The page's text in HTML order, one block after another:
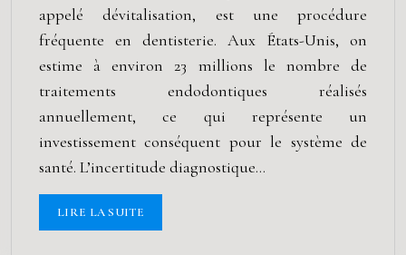
appelé dévitalisation, est une procédure
fréquente en dentisterie. Aux États-Unis, on
estime à environ 23 millions le nombre de
traitements endodontiques réalisés
annuellement, ce qui représente un
investissement conséquent pour le système de
santé. L’incertitude diagnostique…
LIRE LA SUITE